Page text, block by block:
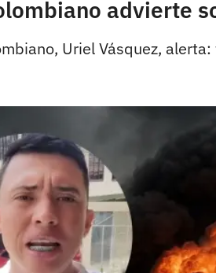
advierte
Uriel Vásquez,